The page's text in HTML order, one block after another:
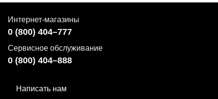
Интернет-магазины
0 (800) 404–777
Сервисное обслуживание
0 (800) 404–888
Написать нам